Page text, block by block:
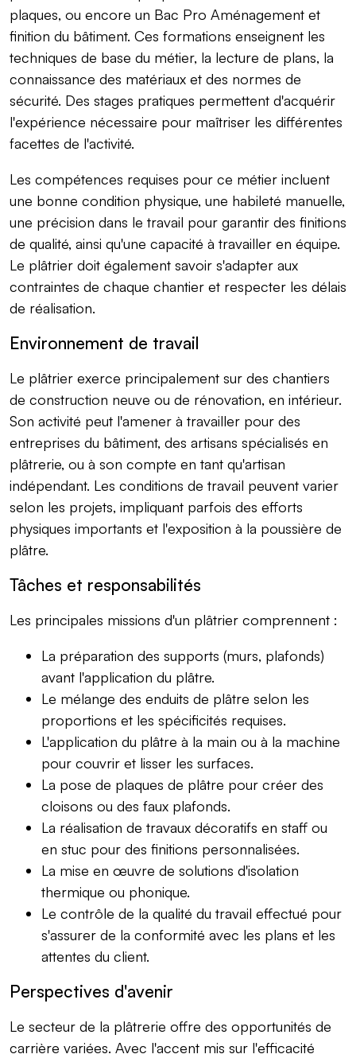
plaques, ou encore un Bac Pro Aménagement et
finition du bâtiment. Ces formations enseignent les
techniques de base du métier, la lecture de plans, la
connaissance des matériaux et des normes de
sécurité. Des stages pratiques permettent d'acquérir
l'expérience nécessaire pour maîtriser les différentes
facettes de l'activité.
Les compétences requises pour ce métier incluent
une bonne condition physique, une habileté manuelle,
une précision dans le travail pour garantir des finitions
de qualité, ainsi qu'une capacité à travailler en équipe.
Le plâtrier doit également savoir s'adapter aux
contraintes de chaque chantier et respecter les délais
de réalisation.
Environnement de travail
Le plâtrier exerce principalement sur des chantiers
de construction neuve ou de rénovation, en intérieur.
Son activité peut l'amener à travailler pour des
entreprises du bâtiment, des artisans spécialisés en
plâtrerie, ou à son compte en tant qu'artisan
indépendant. Les conditions de travail peuvent varier
selon les projets, impliquant parfois des efforts
physiques importants et l'exposition à la poussière de
plâtre.
Tâches et responsabilités
Les principales missions d'un plâtrier comprennent :
La préparation des supports (murs, plafonds)
avant l'application du plâtre.
Le mélange des enduits de plâtre selon les
proportions et les spécificités requises.
L'application du plâtre à la main ou à la machine
pour couvrir et lisser les surfaces.
La pose de plaques de plâtre pour créer des
cloisons ou des faux plafonds.
La réalisation de travaux décoratifs en staff ou
en stuc pour des finitions personnalisées.
La mise en œuvre de solutions d'isolation
thermique ou phonique.
Le contrôle de la qualité du travail effectué pour
s'assurer de la conformité avec les plans et les
attentes du client.
Perspectives d'avenir
Le secteur de la plâtrerie offre des opportunités de
carrière variées. Avec l'accent mis sur l'efficacité